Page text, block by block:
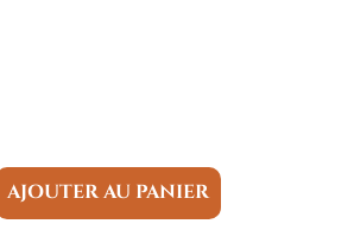
AJOUTER AU PANIER